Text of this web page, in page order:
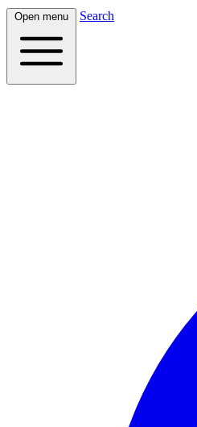
Open menu Search